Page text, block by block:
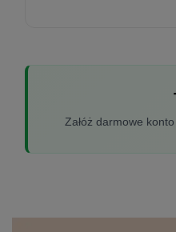
Załóż darmowe